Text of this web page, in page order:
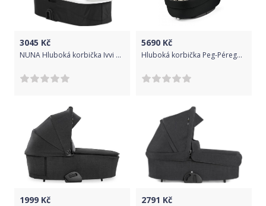
3045 Kč
NUNA Hluboká korbička Ivvi CarryCot – Caviar
5690 Kč
Hluboká korbička Peg-Pérego Culla Elite Graphic Gold 2021
1999 Kč 2791 Kč